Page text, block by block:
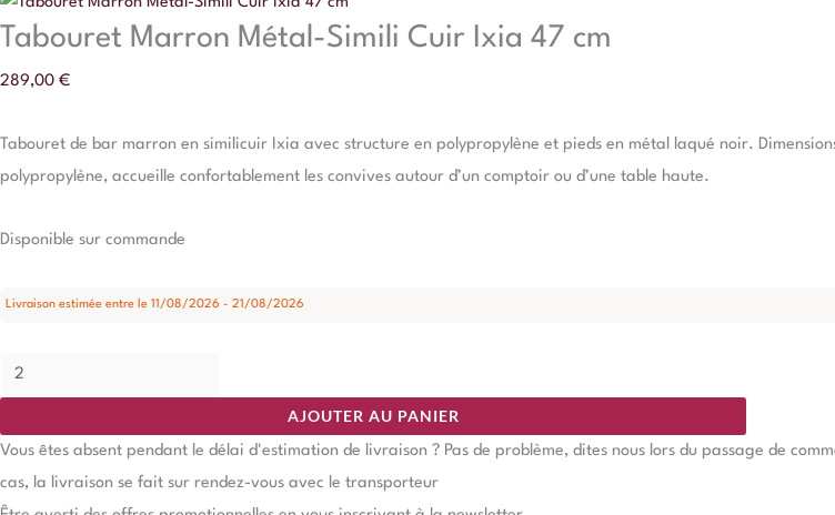
Tabouret Marron Métal-Simili Cuir Ixia 47 cm
289,00 €
Tabouret de bar marron en similicuir Ixia avec structure en polypropylène et pieds en métal laqué noir.
polypropylène, accueille confortablement les convives autour d’un comptoir ou d’une table haute.
Disponible sur commande
Livraison estimée entre le 11/08/2026 - 21/08/2026
cm
AJOUTER AU PANIER
Vous êtes absent pendant le délai d'estimation de livraison ? Pas de problème, dites nous lors du passage de
cas, la livraison se fait sur rendez-vous avec le transporteur